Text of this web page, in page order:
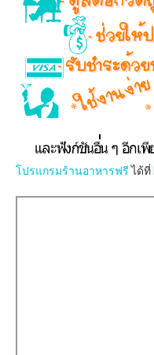
โปรแกรมร้านอาหารฟรีได้ที่